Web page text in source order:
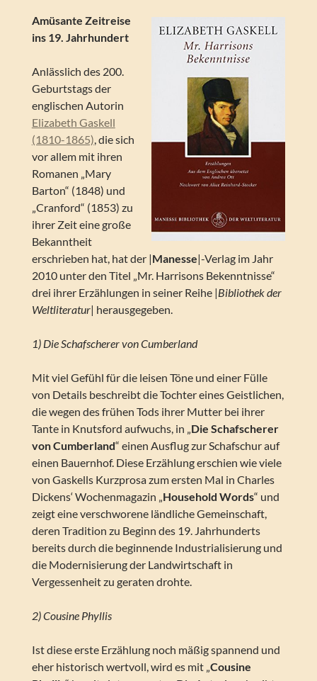
Amüsante Zeitreise
ins 19. Jahrhundert
Anlässlich des 200.
Geburtstags der
englischen Autorin
Elizabeth Gaskell
(1810-1865), die sich
vor allem mit ihren
Romanen „Mary
Barton“ (1848) und
„Cranford“ (1853) zu
ihrer Zeit eine große
Bekanntheit
erschrieben hat, hat der |Manesse|-Verlag im Jahr
2010 unter den Titel „Mr. Harrisons Bekenntnisse“
drei ihrer Erzählungen in seiner Reihe |Bibliothek der
Weltliteratur| herausgegeben.
1) Die Schafscherer von Cumberland
Mit viel Gefühl für die leisen Töne und einer Fülle
von Details beschreibt die Tochter eines Geistlichen,
die wegen des frühen Tods ihrer Mutter bei ihrer
Tante in Knutsford aufwuchs, in „Die Schafscherer
von Cumberland“ einen Ausflug zur Schafschur auf
einen Bauernhof. Diese Erzählung erschien wie viele
von Gaskells Kurzprosa zum ersten Mal in Charles
Dickens‘ Wochenmagazin „Household Words“ und
zeigt eine verschworene ländliche Gemeinschaft,
deren Tradition zu Beginn des 19. Jahrhunderts
bereits durch die beginnende Industrialisierung und
die Modernisierung der Landwirtschaft in
Vergessenheit zu geraten drohte.
2) Cousine Phyllis
Ist diese erste Erzählung noch mäßig spannend und
eher historisch wertvoll, wird es mit „Cousine